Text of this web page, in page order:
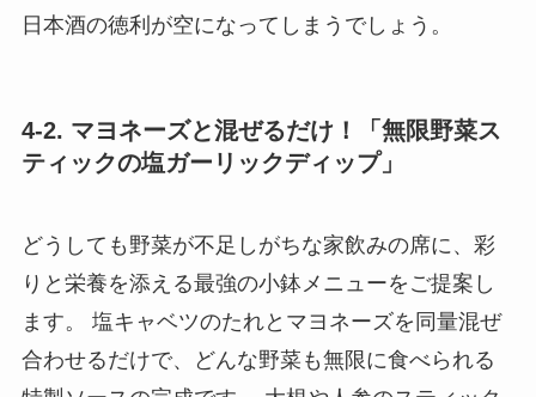
日本酒の徳利が空になってしまうでしょう。
4-2. マヨネーズと混ぜるだけ！「無限野菜ス
ティックの塩ガーリックディップ」
どうしても野菜が不足しがちな家飲みの席に、彩
りと栄養を添える最強の小鉢メニューをご提案し
ます。 塩キャベツのたれとマヨネーズを同量混ぜ
合わせるだけで、どんな野菜も無限に食べられる